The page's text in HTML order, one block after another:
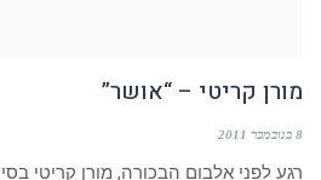
מורן קריטי – “אושר”
8 בנובמבר 2011